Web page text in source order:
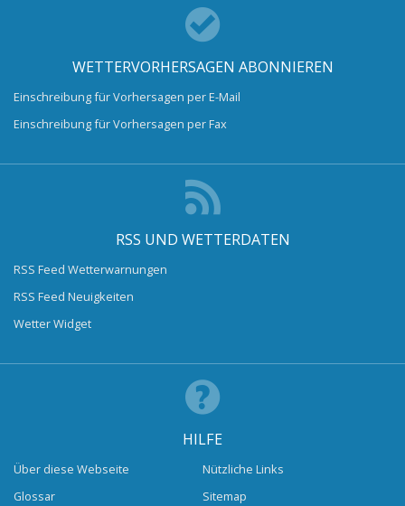
WETTERVORHERSAGEN ABONNIEREN
Einschreibung für Vorhersagen per E-Mail
Einschreibung für Vorhersagen per Fax
RSS UND WETTERDATEN
RSS Feed Wetterwarnungen
RSS Feed Neuigkeiten
Wetter Widget
HILFE
Über diese Webseite
Glossar
Nützliche Links
Sitemap